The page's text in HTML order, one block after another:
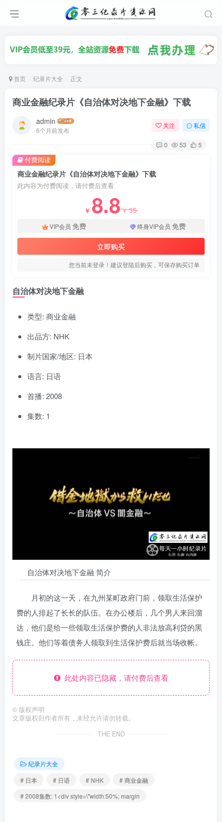
首页 纪录片大全 正文
商业金融纪录片《自治体对决地下金融》下载
admin
6个月前发布
关注 私信
0 53 5
商业金融纪录片《自治体对决地下金融》下载
此内容为付费阅读，请付费后查看
￥ 8.8￥35
VIP会员 免费 终身VIP会员 免费
立即购买
您当前未登录！建议登陆后购买，可保存购买订单
付费阅读
自治体对决地下金融
类型: 商业金融
出品方: NHK
制片国家/地区: 日本
语言: 日语
首播: 2008
集数: 1
自治体对决地下金融 简介
月初的这一天，在九州某町政府门前，领取生活保护
费的人排起了长长的队伍。在办公楼后，几个男人来回溜
达，他们是给一些领取生活保护费的人非法放高利贷的黑
钱庄。他们等着债务人领取到生活保护费后就当场收帐。
此处内容已隐藏，请付费后查看
© 版权声明
文章版权归作者所有，未经允许请勿转载。
THE END
纪录片大全
# 日本
# 日语 # NHK
# 商业金融
# 2008集数: 1<div style=\"width:50%; margin